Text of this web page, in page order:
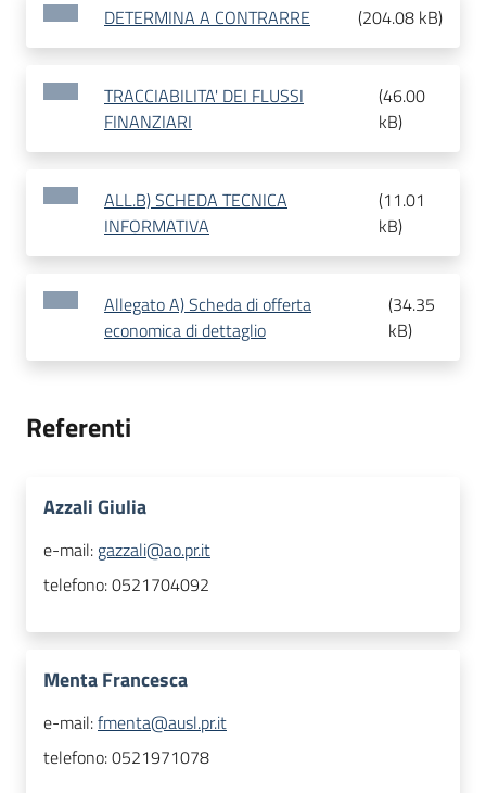
DETERMINA A CONTRARRE (204.08 kB)
TRACCIABILITA' DEI FLUSSI
FINANZIARI
(46.00
kB)
ALL.B) SCHEDA TECNICA
INFORMATIVA
(11.01
kB)
Allegato A) Scheda di offerta
economica di dettaglio
(34.35
kB)
Referenti
Azzali Giulia
e-mail: gazzali@ao.pr.it
telefono:0521704092
Menta Francesca
e-mail:fmenta@ausl.pr.it
telefono:0521971078